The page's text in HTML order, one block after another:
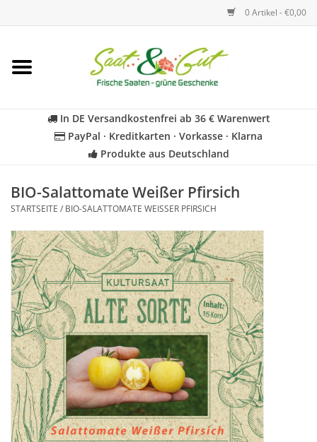
0 Artikel - €0,00
Startseite
Kräuter
Für Kinder
Geschenkideen
Katalog
In DE Versandkostenfrei ab 36 € Warenwert
PayPal · Kreditkarten · Vorkasse · Klarna
Produkte aus Deutschland
BIO-Salattomate Weißer Pfirsich
STARTSEITE / BIO-SALATTOMATE WEISSER PFIRSICH